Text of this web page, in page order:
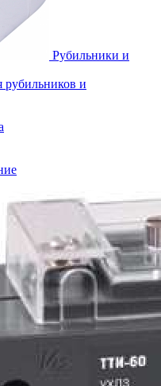
Рубильники и
рубильников и